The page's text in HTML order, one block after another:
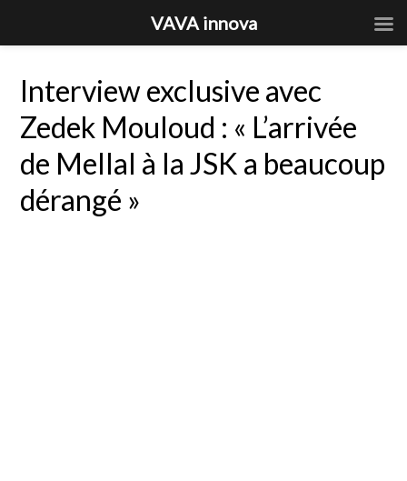
Interview exclusive avec
Zedek Mouloud : « L’arrivée
de Mellal à la JSK a beaucoup
dérangé »
VAVA innova